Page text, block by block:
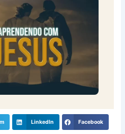
LinkedIn Facebook